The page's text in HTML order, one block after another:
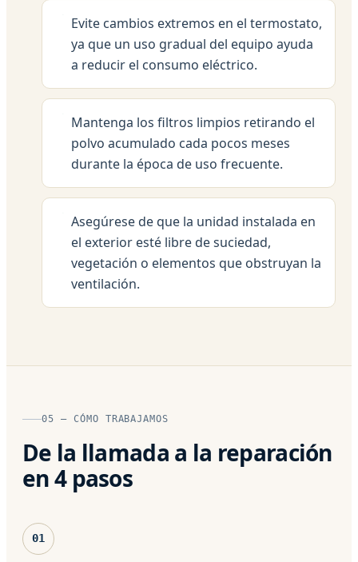
Evite cambios extremos en el termostato,
ya que un uso gradual del equipo ayuda
a reducir el consumo eléctrico.
Mantenga los filtros limpios retirando el
polvo acumulado cada pocos meses
durante la época de uso frecuente.
Asegúrese de que la unidad instalada en
el exterior esté libre de suciedad,
vegetación o elementos que obstruyan la
ventilación.
05 — CÓMO TRABAJAMOS
De la llamada a la reparación
en 4 pasos
01